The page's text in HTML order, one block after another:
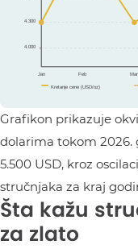
Grafikon prikazuje
dolarima tokom 2026.
5.500 USD, kroz
stručnjaka za kraj
Šta kažu
za zlato